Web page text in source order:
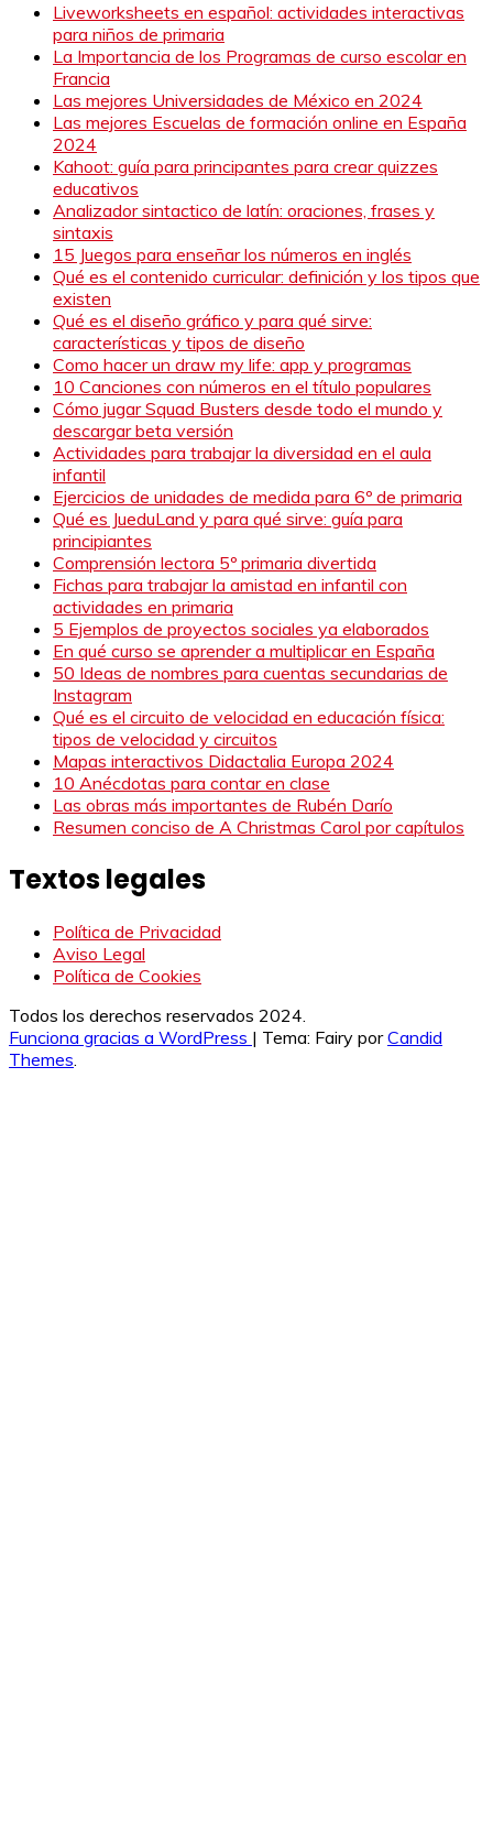
Liveworksheets en español: actividades interactivas
para niños de primaria
La Importancia de los Programas de curso escolar en
Francia
Las mejores Universidades de México en 2024
Las mejores Escuelas de formación online en España
2024
Kahoot: guía para principantes para crear quizzes
educativos
Analizador sintactico de latín: oraciones, frases y
sintaxis
15 Juegos para enseñar los números en inglés
Qué es el contenido curricular: definición y los tipos que
existen
Qué es el diseño gráfico y para qué sirve:
características y tipos de diseño
Como hacer un draw my life: app y programas
10 Canciones con números en el título populares
Cómo jugar Squad Busters desde todo el mundo y
descargar beta versión
Actividades para trabajar la diversidad en el aula
infantil
Ejercicios de unidades de medida para 6º de primaria
Qué es JueduLand y para qué sirve: guía para
principiantes
Comprensión lectora 5º primaria divertida
Fichas para trabajar la amistad en infantil con
actividades en primaria
5 Ejemplos de proyectos sociales ya elaborados
En qué curso se aprender a multiplicar en España
50 Ideas de nombres para cuentas secundarias de
Instagram
Qué es el circuito de velocidad en educación física:
tipos de velocidad y circuitos
Mapas interactivos Didactalia Europa 2024
10 Anécdotas para contar en clase
Las obras más importantes de Rubén Darío
Resumen conciso de A Christmas Carol por capítulos
Textos legales
Política de Privacidad
Aviso Legal
Política de Cookies
Todos los derechos reservados 2024.
Funciona gracias a WordPress | Tema: Fairy porCandid
Themes.